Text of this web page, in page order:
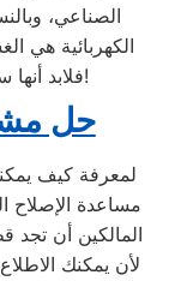
الصناعي،
الكهربائية هي
فلابد أنها ستعمل 24 ساعة باليوم دون توقف!
حل
لمعرفة كيف
مساعدة الإصلاح
المالكين أن تجد
لأن يمكنك